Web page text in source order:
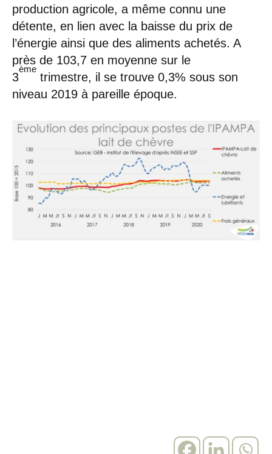
production agricole, a même connu une
détente, en lien avec la baisse du prix de
l’énergie ainsi que des aliments achetés. A
près de 103,7 en moyenne sur le
3
ème
trimestre, il se trouve 0,3% sous son
niveau 2019 à pareille époque.